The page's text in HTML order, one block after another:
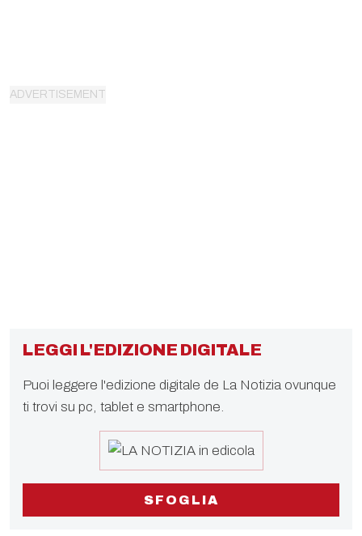
LEGGI L'EDIZIONE DIGITALE
Puoi leggere l'edizione digitale de La Notizia ovunque
ti trovi su pc, tablet e smartphone.
SFOGLIA